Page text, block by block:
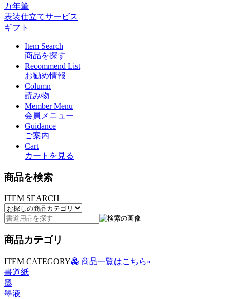
万年筆
表装仕立てサービス
ギフト
Item Search
商品を探す
Recommend List
お勧め情報
Column
読み物
Member Menu
会員メニュー
Guidance
ご案内
Cart
カートを見る
商品を検索
ITEM SEARCH
商品カテゴリ
ITEM CATEGORY
商品一覧はこちら»
書道紙
墨
墨液